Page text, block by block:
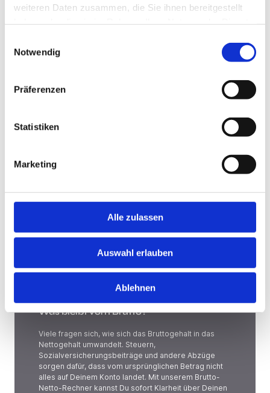
weiteren Daten zusammen, die Sie ihnen bereitgestellt
Notwendig
Präferenzen
Statistiken
Marketing
Alle zulassen
Auswahl erlauben
Ablehnen
planst oder einfach eine Stelle in Deinem aktuellen
Hast Du keine Lust und Zeit, auf Jobbörsen jede
Stellenanzeige zu durchsuchen? Teste die "Jobsuche
Dir Jobs vorschlagen, die zu Dir passen.
Was bleibt vom Brutto?
Viele fragen sich, wie sich das Bruttogehalt in das
Nettogehalt umwandelt. Steuern,
Sozialversicherungsbeiträge und andere Abzüge
sorgen dafür, dass vom ursprünglichen Betrag nicht
alles auf Deinem Konto landet. Mit unserem Brutto-
Netto-Rechner kannst Du sofort Klarheit über Deinen
Was bleibt vom Brutto?